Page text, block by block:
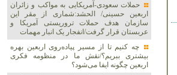
حملات سعودی-آمریکایی به مواکب و زائران
اربعین حسینی/ الحشد:شماری از مقر این
سازمان هدف حملات تروریستی آمریکا و
عربستان قرار گرفت/انفجار یک انبار مهمات
چه کنیم تا از مسیر پیاده‌روی اربعین بهره
بیشتری ببریم؟/نقش ما در منظومه فکری
اربعین چگونه ایفا می‌شود؟